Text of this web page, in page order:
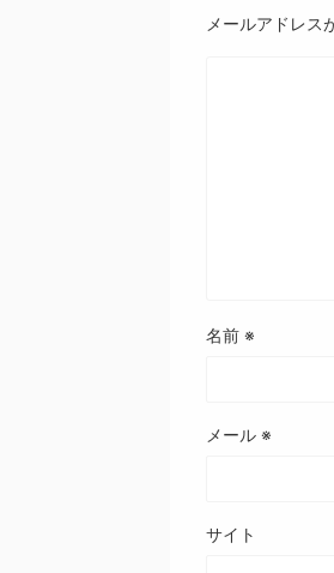
メールアドレス
名前 ※
メール ※
サイト